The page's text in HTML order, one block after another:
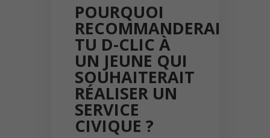
POURQUOI
RECOMMANDERAIS-
TU D-CLIC À
UN JEUNE QUI
SOUHAITERAIT
RÉALISER UN
SERVICE
CIVIQUE ?